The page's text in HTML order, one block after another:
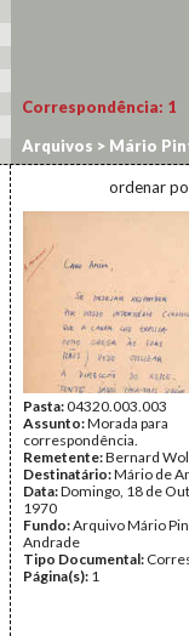
Correspondência: 1
Arquivos > Mário
ordenar
Pasta:04320.003.003
Assunto:Morada para
correspondência.
Remetente:Bernard
Destinatário:Mário de
Data:Domingo, 18 de
1970
Fundo:Arquivo Mário
Andrade
Tipo Documental:
Página(s): 1